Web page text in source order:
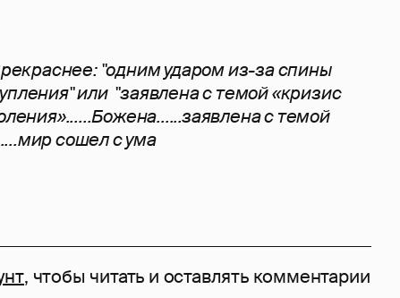
"одним ударом из-за спины
или "заявлена с темой «кризис
с темой
сошел с ума
, чтобы читать и оставлять комментарии